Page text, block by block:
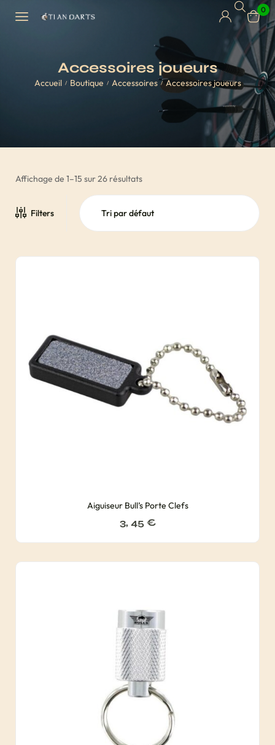
0
Accessoires joueurs
Accueil / Boutique / Accessoires / Accessoires joueurs
Affichage de 1–15 sur 26 résultats
Filters
Aiguiseur Bull’s Porte Clefs
3, 45 €